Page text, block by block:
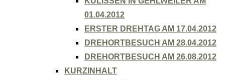
01.04.2012
ERSTER DREHTAG AM 17.04.2012
DREHORTBESUCH AM 28.04.2012
DREHORTBESUCH AM 26.08.2012
KURZINHALT